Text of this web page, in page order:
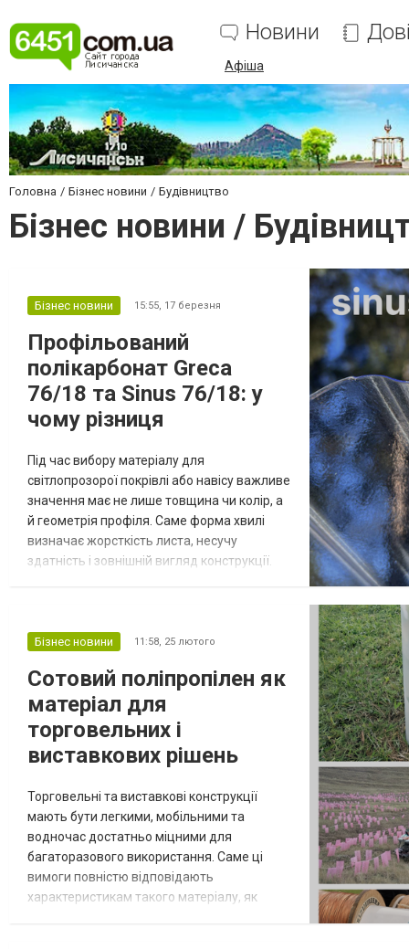
Новини
Афіша
Головна Бізнес новини Будівництво
Бізнес новини /
Бізнес новини 15:55, 17 березня
Профільований
полікарбонат Greca
76/18 та Sinus 76/18: у
чому різниця
Під час вибору матеріалу для
світлопрозорої покрівлі або навісу важливе
значення має не лише товщина чи колір, а
й геометрія профіля. Саме форма хвилі
визначає жорсткість листа, несучу
здатність і зовнішній вигляд конструкції.
комерційних об’єктів, однак вони мають
Розуміння відмінностей між цими
профілями...
Бізнес новини 11:58, 25 лютого
Сотовий поліпропілен як
матеріал для
торговельних і
виставкових рішень
Торговельні та виставкові конструкції
мають бути легкими, мобільними та
водночас достатньо міцними для
багаторазового використання. Саме ці
вимоги повністю відповідають
характеристикам такого матеріалу, як